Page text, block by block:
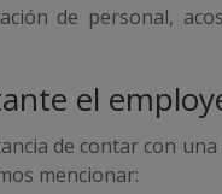
de personal,
el
de contar con una
mencionar: